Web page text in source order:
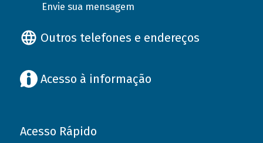
Envie sua mensagem
Outros telefones e endereços
Acesso à informação
Acesso Rápido